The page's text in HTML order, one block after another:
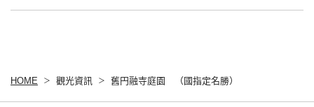
HOME 觀光資訊 舊円融寺庭園 （國指定名勝）